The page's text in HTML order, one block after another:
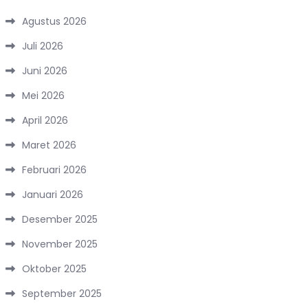
Agustus 2026
Juli 2026
Juni 2026
Mei 2026
April 2026
Maret 2026
Februari 2026
Januari 2026
Desember 2025
November 2025
Oktober 2025
September 2025